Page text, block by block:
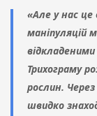
«Але у нас
маніпуляцій
Трихограму
рослин. Через
швидко